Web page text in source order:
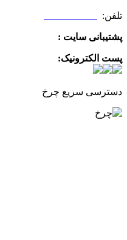
تلفن:
پشتیبانی سایت :
پست الکترونیک:
دسترسی سریع چرخ